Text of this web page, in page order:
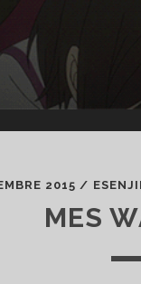
2015 /
MES